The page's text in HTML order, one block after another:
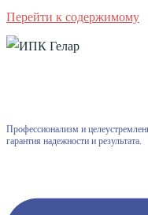
Перейти к содержимому
Профессионализм и
гарантия надежности и результата.